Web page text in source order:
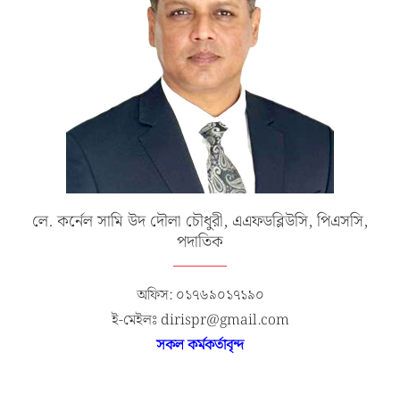
লে. কর্নেল সামি উদ দৌলা চৌধুরী, এএফডব্লিউসি, পিএসসি,
পদাতিক
অফিস: ০১৭৬৯০১৭১৯০
ই-মেইলঃ dirispr@gmail.com
সকল কর্মকর্তাবৃন্দ